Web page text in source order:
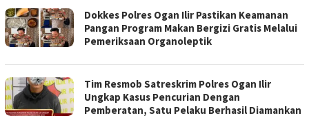
Dokkes Polres Ogan Ilir Pastikan Keamanan
Pangan Program Makan Bergizi Gratis Melalui
Pemeriksaan Organoleptik
Tim Resmob Satreskrim Polres Ogan Ilir
Ungkap Kasus Pencurian Dengan
Pemberatan, Satu Pelaku Berhasil Diamankan